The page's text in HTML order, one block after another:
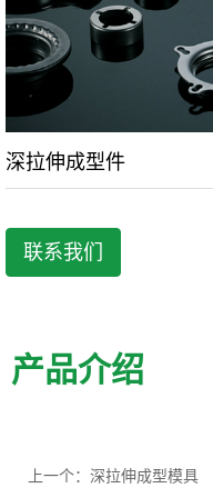
深拉伸成型件
联系我们
产品介绍
上一个：深拉伸成型模具